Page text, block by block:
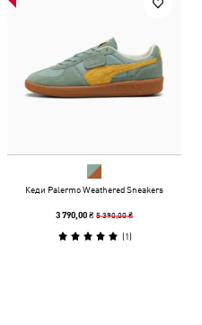
Кеди Palermo Weathered Sneakers
3 790,00 ₴5 390,00 ₴
(1)